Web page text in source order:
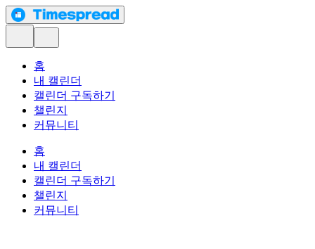
홈
내 캘린더
캘린더 구독하기
챌린지
커뮤니티
홈
내 캘린더
캘린더 구독하기
챌린지
커뮤니티